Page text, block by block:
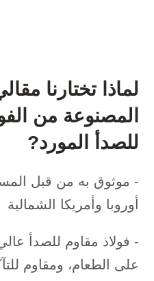
لماذا تختارنا
المصنوعة من
للصدأ
المورد?
- موثوق به من قبل
أوروبا وأمريكا الشمالية
على الطعام، ومقاوم